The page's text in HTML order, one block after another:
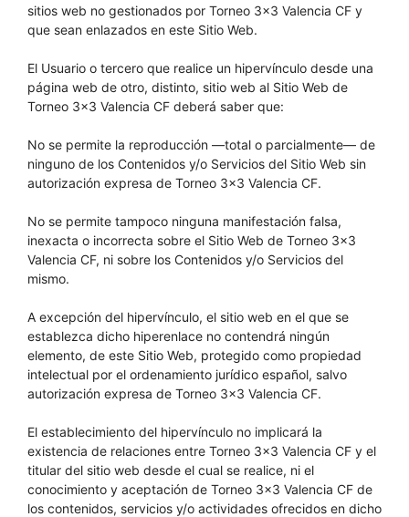
sitios web no gestionados por Torneo 3×3 Valencia CF y
que sean enlazados en este Sitio Web.
El Usuario o tercero que realice un hipervínculo desde una
página web de otro, distinto, sitio web al Sitio Web de
Torneo 3×3 Valencia CF deberá saber que:
No se permite la reproducción —total o parcialmente— de
ninguno de los Contenidos y/o Servicios del Sitio Web sin
autorización expresa de Torneo 3×3 Valencia CF.
No se permite tampoco ninguna manifestación falsa,
inexacta o incorrecta sobre el Sitio Web de Torneo 3×3
Valencia CF, ni sobre los Contenidos y/o Servicios del
mismo.
A excepción del hipervínculo, el sitio web en el que se
establezca dicho hiperenlace no contendrá ningún
elemento, de este Sitio Web, protegido como propiedad
intelectual por el ordenamiento jurídico español, salvo
autorización expresa de Torneo 3×3 Valencia CF.
El establecimiento del hipervínculo no implicará la
existencia de relaciones entre Torneo 3×3 Valencia CF y el
titular del sitio web desde el cual se realice, ni el
conocimiento y aceptación de Torneo 3×3 Valencia CF de
los contenidos, servicios y/o actividades ofrecidos en dicho